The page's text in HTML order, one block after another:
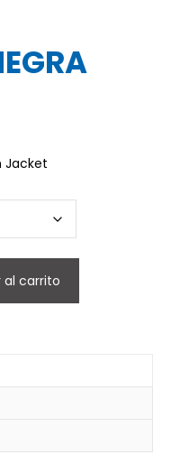
Jacket
al carrito